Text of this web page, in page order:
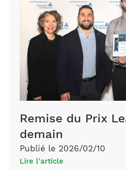
Remise du Prix
demain
Publié le 2026/02/10
Lire l'article